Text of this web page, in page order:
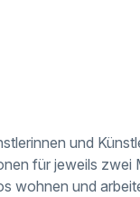
und
für jeweils zwei
wohnen und